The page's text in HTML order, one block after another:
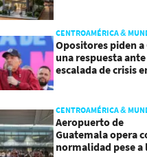
CENTROAMÉRICA &
Opositores piden a
una respuesta ante
escalada de crisis
CENTROAMÉRICA &
Aeropuerto de
Guatemala opera
normalidad pese a